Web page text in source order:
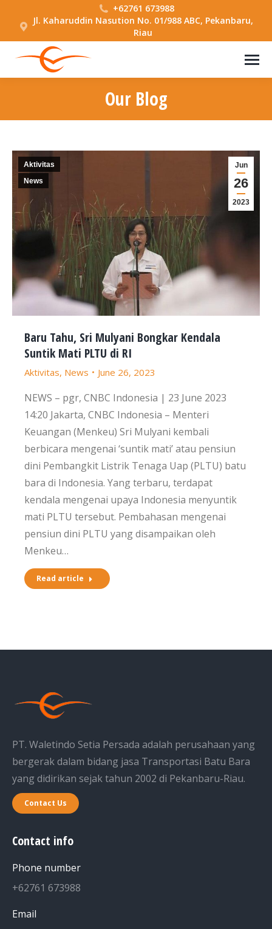
+62761 673988
Jl. Kaharuddin Nasution No. 01/988 ABC, Pekanbaru,
Riau
Our Blog
You are here:
Jun
26
2023
Aktivitas
News
Baru Tahu, Sri Mulyani Bongkar Kendala
Suntik Mati PLTU di RI
Aktivitas, News June 26, 2023
NEWS – pgr, CNBC Indonesia | 23 June 2023
14:20 Jakarta, CNBC Indonesia – Menteri
Keuangan (Menkeu) Sri Mulyani kembali
berbicara mengenai ‘suntik mati’ atau pensiun
dini Pembangkit Listrik Tenaga Uap (PLTU) batu
bara di Indonesia. Yang terbaru, terdapat
kendala mengenai upaya Indonesia menyuntik
mati PLTU tersebut. Pembahasan mengenai
pensiun dini PLTU yang disampaikan oleh
Menkeu…
Read article
PT. Waletindo Setia Persada adalah perusahaan yang
bergerak dalam bidang jasa Transportasi Batu Bara
yang didirikan sejak tahun 2002 di Pekanbaru-Riau.
Contact Us
Contact info
Phone number
+62761 673988
Email